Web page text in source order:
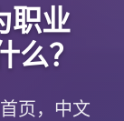
职业
？
页，中文